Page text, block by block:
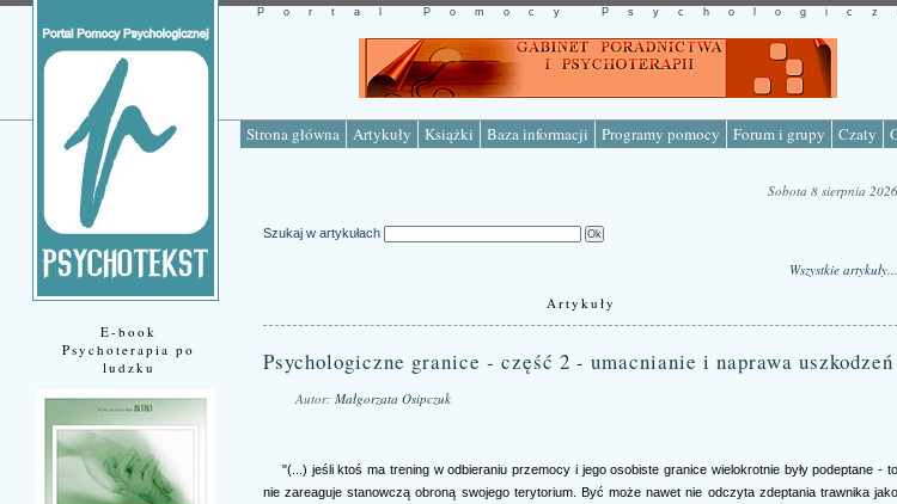
Strona główna Artykuły Książki Baza informacji Programy pomocy Forum i grupy Czaty
Portal Pomocy
E-book
Psychoterapia po
ludzku
Sobota 8 sierpnia 2026
Szukaj w artykułach
Wszystkie artykuły...
Artykuły
Psychologiczne granice - część 2 - umacnianie i naprawa uszkodzeń
Autor: Małgorzata Osipczuk
"(...) jeśli ktoś ma trening w odbieraniu przemocy i jego osobiste granice wielokrotnie były podeptane - to
nie zareaguje stanowczą obroną swojego terytorium. Być może nawet nie odczyta zdeptania trawnika jako